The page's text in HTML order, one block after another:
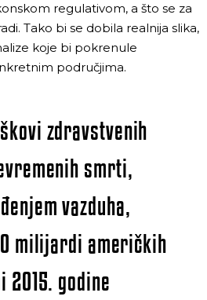
regulativom, a što se za
Tako bi se dobila realnija slika,
koje bi pokrenule
područjima.
zdravstvenih
smrti,
vazduha,
milijardi američkih
2015. godine